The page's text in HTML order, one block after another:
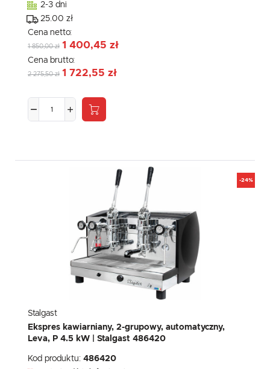
2-3 dni
25.00 zł
Cena netto:
1 850,00 zł 1 400,45 zł
Cena brutto:
2 275,50 zł 1 722,55 zł
-24%
Stalgast
Ekspres kawiarniany, 2-grupowy, automatyczny,
Leva, P 4.5 kW | Stalgast 486420
Kod produktu: 486420